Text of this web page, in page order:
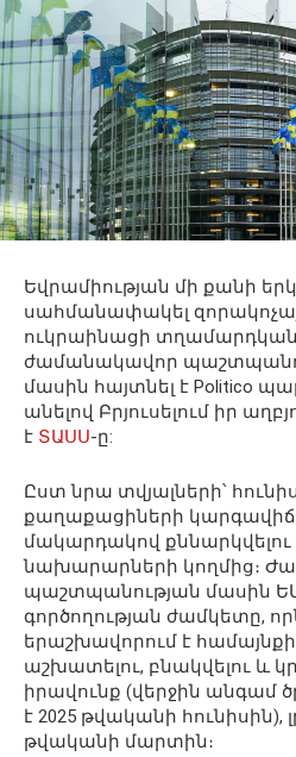
Եվրամիության մի քանի
սահմանափակել
ուկրաինացի
ժամանակավոր
մասին հայտնել է Politico
անելով Բրյուսելում իր
է ՏԱՍՍ-ը:
Ըստ նրա տվյալների՝
քաղաքացիների
մակարդակով քննարկվելու
նախարարների կողմից։
պաշտպանության մասին
գործողության ժամկետը,
երաշխավորում է
աշխատելու, բնակվելու և
իրավունք (վերջին անգամ
է 2025 թվականի հունիսին),
թվականի մարտին։